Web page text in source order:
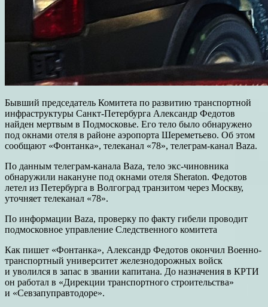
Бывший председатель Комитета по развитию транспортной
инфраструктуры Санкт-Петербурга Александр Федотов
найден мертвым в Подмосковье. Его тело было обнаружено
под окнами отеля в районе аэропорта Шереметьево. Об этом
сообщают «Фонтанка», телеканал «78», телеграм-канал Baza.
По данным телеграм-канала Baza, тело экс-чиновника
обнаружили накануне под окнами отеля Sheraton. Федотов
летел из Петербурга в Волгоград транзитом через Москву,
уточняет телеканал «78».
По информации Baza, проверку по факту гибели проводит
подмосковное управление Следственного комитета
Как пишет «Фонтанка», Александр Федотов окончил Военно-
транспортный университет железнодорожных войск
и уволился в запас в звании капитана. До назначения в КРТИ
он работал в «Дирекции транспортного строительства»
и «Севзапуправтодоре».